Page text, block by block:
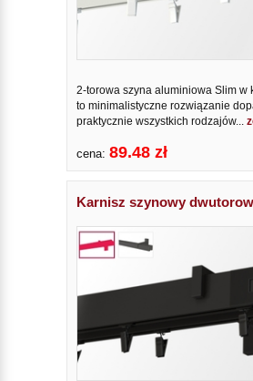
2-torowa szyna aluminiowa Slim w
to minimalistyczne rozwiązanie
praktycznie wszystkich rodzajów...
cena: 89.48 zł
Karnisz szynowy